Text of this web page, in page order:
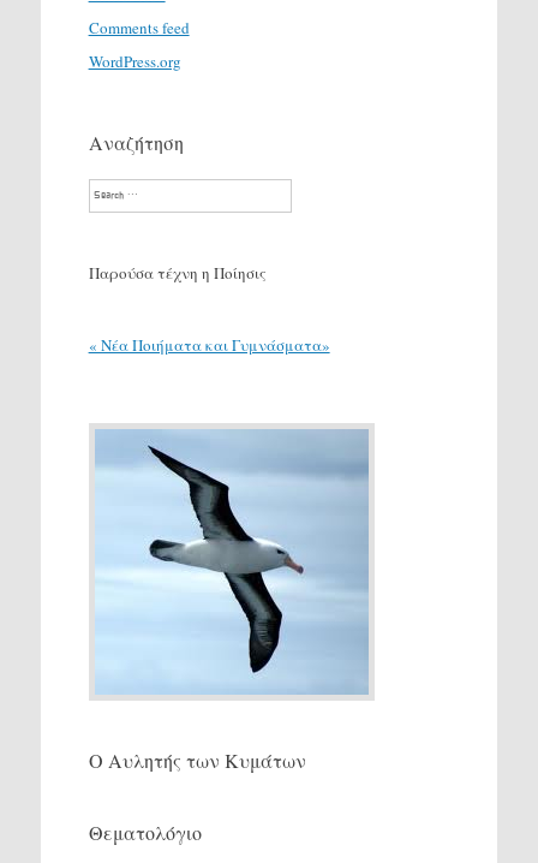
Comments feed
WordPress.org
Αναζήτηση
Search
Παρούσα τέχνη η Ποίησις
« Νέα Ποιήματα και Γυμνάσματα»
Ο Αυλητής των Κυμάτων
Θεματολόγιο